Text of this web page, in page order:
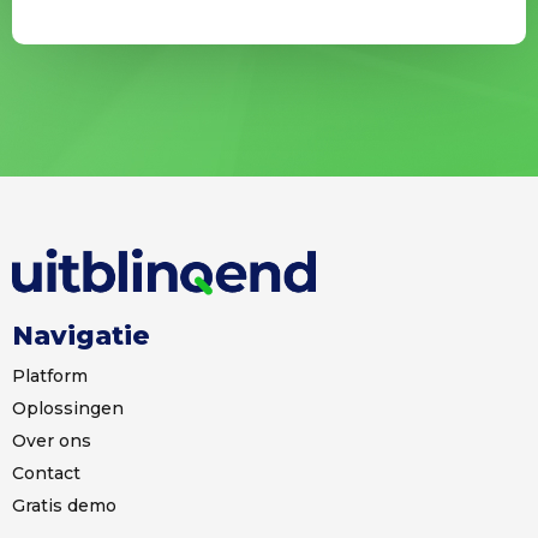
n
r
Navigatie
Platform
Oplossingen
Over ons
Contact
Gratis demo